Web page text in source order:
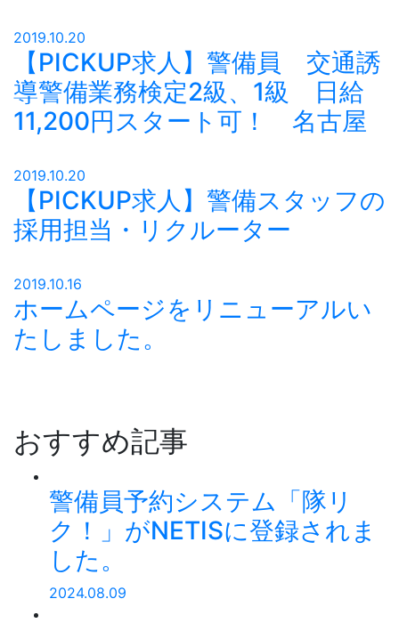
2019.10.20
【PICKUP求人】警備員 交通誘
導警備業務検定2級、1級 日給
11,200円スタート可！ 名古屋
2019.10.20
【PICKUP求人】警備スタッフの
採用担当・リクルーター
2019.10.16
ホームページをリニューアルい
たしました。
おすすめ記事
警備員予約システム「隊リ
ク！」がNETISに登録されま
した。
2024.08.09